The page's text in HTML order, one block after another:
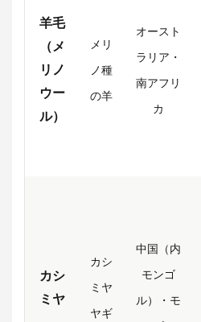
羊毛
（メ
リノ
ウー
ル）
メリ
ノ種
の羊
オースト
ラリア・
南アフリ
カ
カシ
ミヤ
カシ
ミヤ
ヤギ
中国（内
モンゴ
ル）・モ